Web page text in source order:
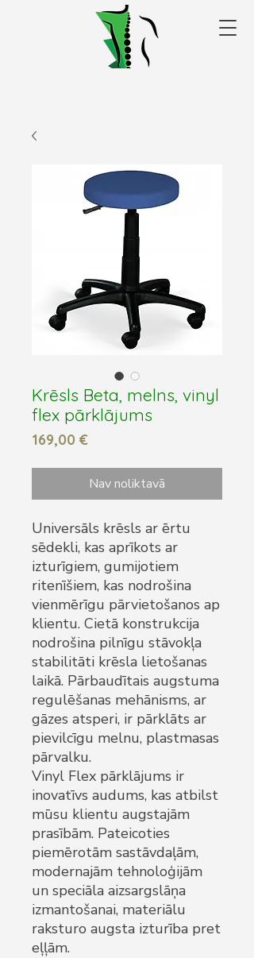
Krēsls Beta, melns, vinyl
flex pārklājums
169,00 €Cena
Nav noliktavā
Universāls krēsls ar ērtu
sēdekli, kas aprīkots ar
izturīgiem, gumijotiem
ritenīšiem, kas nodrošina
vienmērīgu pārvietošanos ap
klientu. Cietā konstrukcija
nodrošina pilnīgu stāvokļa
stabilitāti krēsla lietošanas
laikā. Pārbaudītais augstuma
regulēšanas mehānisms, ar
gāzes atsperi, ir pārklāts ar
pievilcīgu melnu, plastmasas
pārvalku.
Vinyl Flex pārklājums ir
inovatīvs audums, kas atbilst
mūsu klientu augstajām
prasībām. Pateicoties
piemērotām sastāvdaļām,
modernajām tehnoloģijām
un speciāla aizsargslāņa
izmantošanai, materiālu
raksturo augsta izturība pret
eļļām.